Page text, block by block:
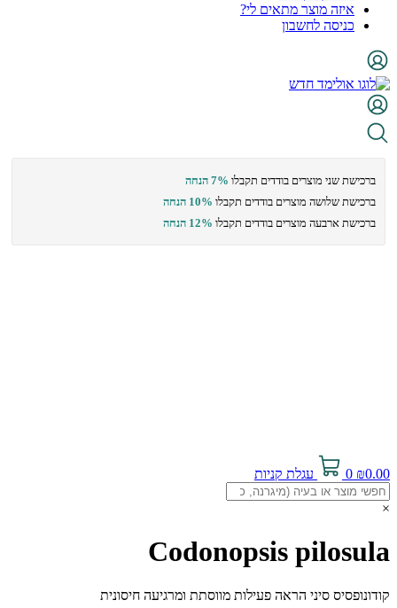
איזה מוצר מתאים לי?
כניסה לחשבון
ברכישת שני מוצרים בודדים תקבלו 7% הנחה
ברכישת שלושה מוצרים בודדים תקבלו 10% הנחה
ברכישת ארבעה מוצרים בודדים תקבלו 12% הנחה
₪0.00
0 עגלת קניות
×
Codonopsis pilosula
קודונופסיס סיני הראה פעילות מווסתת ומרגיעה חיסונית